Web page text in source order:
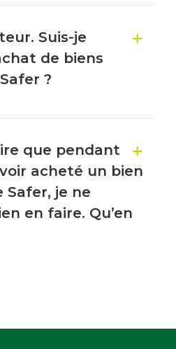
Suis-je
de biens
?
que pendant
acheté un bien
Safer, je ne
en faire. Qu’en